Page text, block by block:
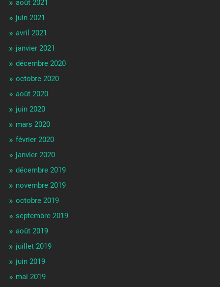
août 2021
juin 2021
avril 2021
janvier 2021
décembre 2020
octobre 2020
août 2020
juin 2020
mars 2020
février 2020
janvier 2020
décembre 2019
novembre 2019
octobre 2019
septembre 2019
août 2019
juillet 2019
juin 2019
mai 2019